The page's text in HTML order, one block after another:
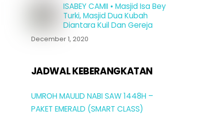
ISABEY CAMII • Masjid Isa Bey
Turki, Masjid Dua Kubah
Diantara Kuil Dan Gereja
December 1, 2020
JADWAL KEBERANGKATAN
UMROH MAULID NABI SAW 1448H –
PAKET EMERALD (SMART CLASS)